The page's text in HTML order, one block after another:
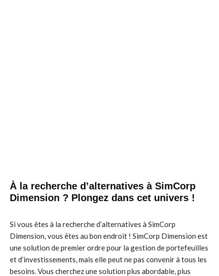
À la recherche d’alternatives à SimCorp
Dimension ? Plongez dans cet univers !
Si vous êtes à la recherche d’alternatives à SimCorp
Dimension, vous êtes au bon endroit ! SimCorp Dimension est
une solution de premier ordre pour la gestion de portefeuilles
et d’investissements, mais elle peut ne pas convenir à tous les
besoins. Vous cherchez une solution plus abordable, plus